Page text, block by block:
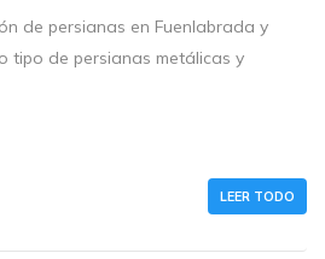
de persianas en Fuenlabrada y
tipo de persianas metálicas y
LEER TODO